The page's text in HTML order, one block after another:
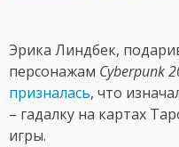
Эрика Линдбек,
персонажам Cyberpunk
призналась, что
– гадалку на картах
игры.